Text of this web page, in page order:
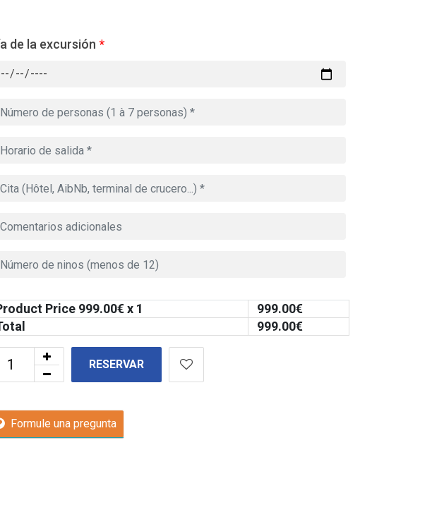
de la excursión *
Price 999.00€ x 1 999.00€
999.00€
RESERVAR
Formule una pregunta